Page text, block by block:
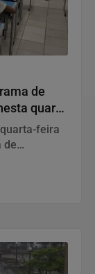
de
quarta
feira
de